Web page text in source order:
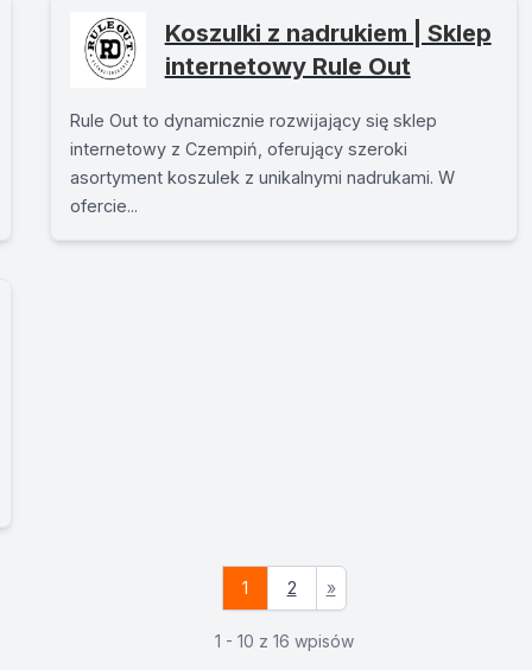
Koszulki z nadrukiem | Sklep
internetowy Rule Out
Rule Out to dynamicznie rozwijający się sklep
internetowy z Czempiń, oferujący szeroki
asortyment koszulek z unikalnymi nadrukami. W
ofercie...
1 2 »
1 - 10 z 16 wpisów